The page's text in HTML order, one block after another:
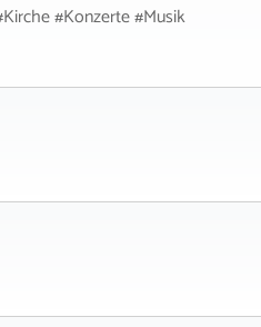
#Konzerte #Musik